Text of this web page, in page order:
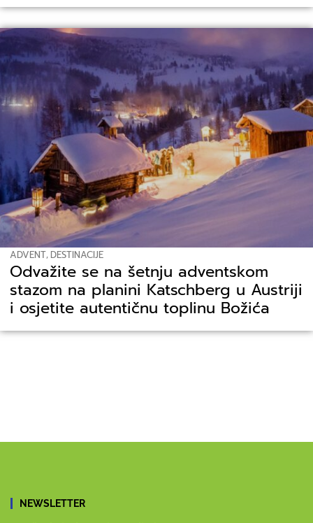
ADVENT, DESTINACIJE
Odvažite se na šetnju adventskom
stazom na planini Katschberg u Austriji
i osjetite autentičnu toplinu Božića
NEWSLETTER